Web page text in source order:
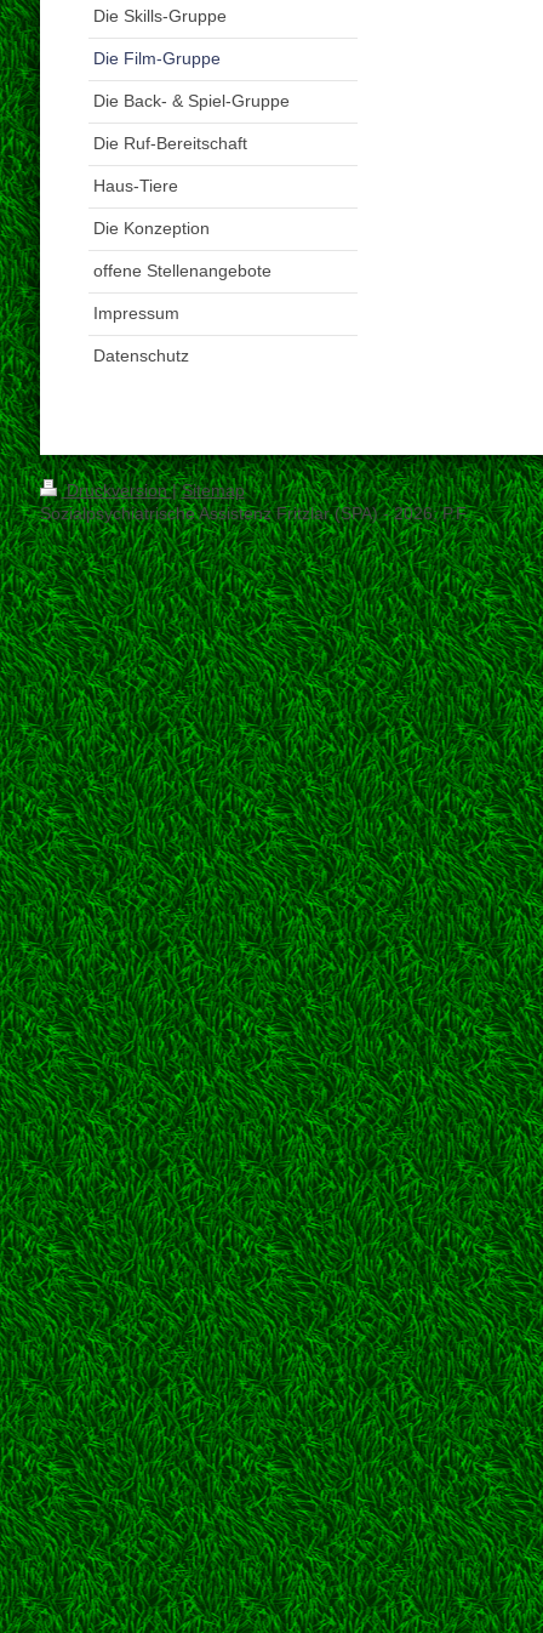
Die Skills-Gruppe
Die Film-Gruppe
Die Back- & Spiel-Gruppe
Die Ruf-Bereitschaft
Haus-Tiere
Die Konzeption
offene Stellenangebote
Impressum
Datenschutz
Druckversion| Sitemap
Sozialpsychiatrische Assistenz Fritzlar (SPA) - 2026; P.F.